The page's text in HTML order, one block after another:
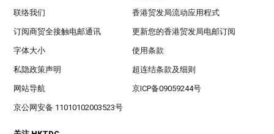
联络我们 香港贸发局流动应用程式
订阅商贸全接触电邮通讯 更新您的香港贸发局电邮订阅
字体大小 使用条款
私隐政策声明 超连结条款及细则
网站导航 京ICP备09059244号
京公网安备 11010102003523号